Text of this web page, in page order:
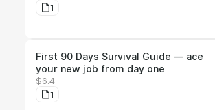
1
First 90 Days Survival Guide — ace
your new job from day one
$6.4
1